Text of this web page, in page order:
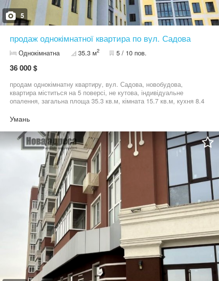
5
продаж однокімнатної квартира по вул. Садова
Однокімнатна 35.3 м2 5 / 10 пов.
36 000 $
продам однокімнатну квартиру, вул. Садова, новобудова,
квартира міститься на 5 поверсі, не кутова, індивідуальне
опалення, загальна площа 35.3 кв.м, кімната 15.7 кв.м, кухня 8.4
Умань